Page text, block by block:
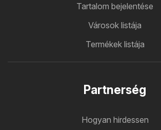
Tartalom bejelentése
Városok listája
Termékek listája
Partnerség
Hogyan hirdessen